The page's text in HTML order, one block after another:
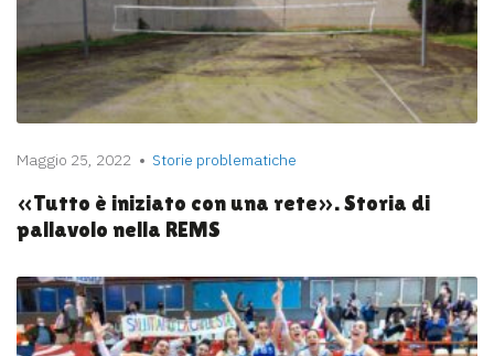
Maggio 25, 2022 Storie problematiche
«Tutto è iniziato con una rete». Storia di
pallavolo nella REMS